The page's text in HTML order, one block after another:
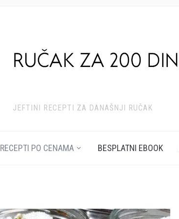
JEFTINI RECEPTI ZA DANAŠNJI RUČAK
RECEPTI PO CENAMA BESPLATNI EBOOK